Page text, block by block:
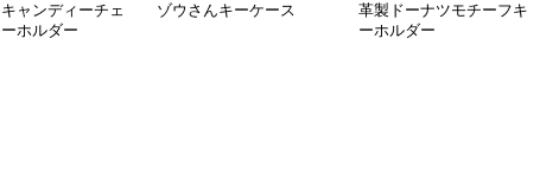
ャンディーチェ
ホルダー
ゾウさんキーケース
革製ドーナツモチーフキ
ーホルダー